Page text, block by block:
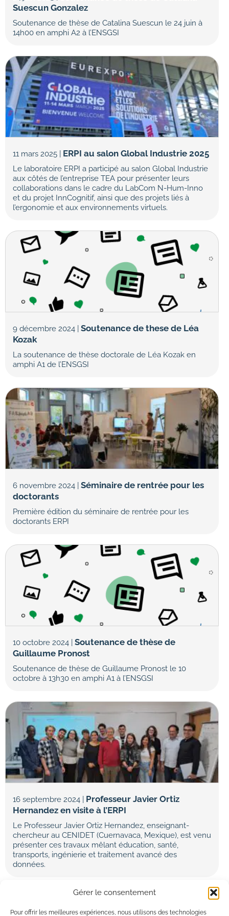
Gérer le consentement
Pour offrir les meilleures expériences, nous utilisons des technologies
Suescun Gonzalez
Soutenance de thèse de Catalina Suescun le 24 juin à
14h00 en amphi A2 à l’ENSGSI
11 mars 2025 | ERPI au salon Global Industrie 2025
Le laboratoire ERPI a participé au salon Global Industrie
aux côtés de l’entreprise TEA pour présenter leurs
collaborations dans le cadre du LabCom N-Hum-Inno
et du projet InnCognitif, ainsi que des projets liés à
l’ergonomie et aux environnements virtuels.
9 décembre 2024 |
Soutenance de these de Léa
Kozak
La soutenance de thèse doctorale de Léa Kozak en
amphi A1 de l’ENSGSI
6 novembre 2024 |
Séminaire de rentrée pour les
doctorants
Première édition du séminaire de rentrée pour les
doctorants ERPI
10 octobre 2024 |
Soutenance de thèse de
Guillaume Pronost
Soutenance de thèse de Guillaume Pronost le 10
octobre à 13h30 en amphi A1 à l’ENSGSI
16 septembre 2024 |
Professeur Javier Ortiz
Hernandez en visite à l’ERPI
Le Professeur Javier Ortiz Hernandez, enseignant-
chercheur au CENIDET (Cuernavaca, Mexique), est venu
présenter ces travaux mêlant éducation, santé,
transports, ingénierie et traitement avancé des
données.